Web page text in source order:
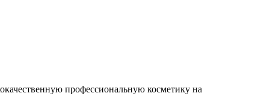
профессиональную косметику на